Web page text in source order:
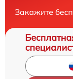
Закажите